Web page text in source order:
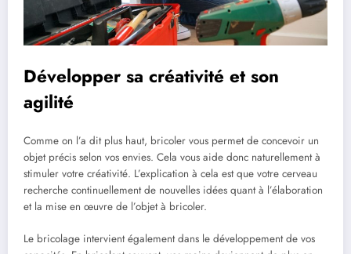
Développer sa créativité et son
agilité
Comme on l’a dit plus haut, bricoler vous permet de concevoir un
objet précis selon vos envies. Cela vous aide donc naturellement à
stimuler votre créativité. L’explication à cela est que votre cerveau
recherche continuellement de nouvelles idées quant à l’élaboration
et la mise en œuvre de l’objet à bricoler.
Le bricolage intervient également dans le développement de vos